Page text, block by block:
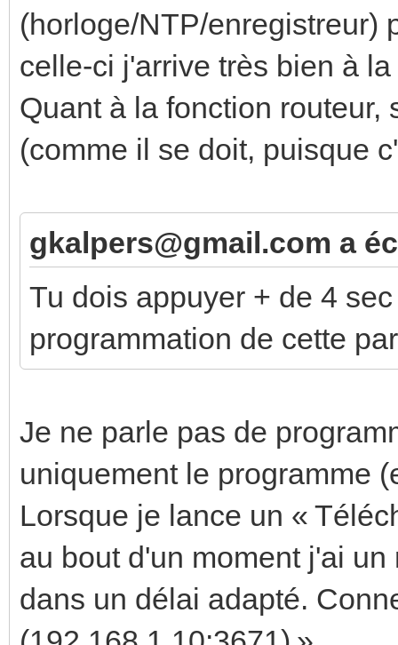
(horloge/NTP/enregistreur)
celle-ci j'arrive très bien à
Quant à la fonction
(comme il se doit, puisque
gkalpers@gmail.com a
Tu dois appuyer + de 4
programmation de cette
Je ne parle pas de
uniquement le programme
Lorsque je lance un «
au bout d'un moment j'ai un
dans un délai adapté.